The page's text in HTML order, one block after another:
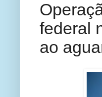
federal
ao